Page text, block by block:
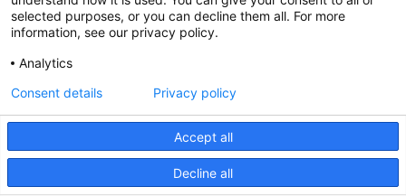
Hogescholen
De grootste kennisbank van het HBO
Inspiratie op jouw vakgebied
selected purposes, or you can decline them all. For more
information, see our privacy policy.
Analytics
Accept all
Decline all
Consent details Privacy policy